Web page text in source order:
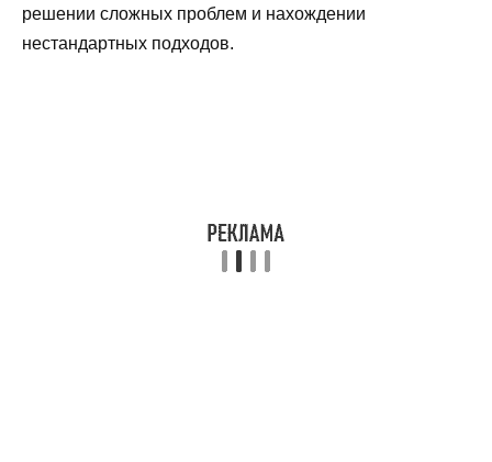
решении сложных проблем и нахождении
нестандартных подходов.